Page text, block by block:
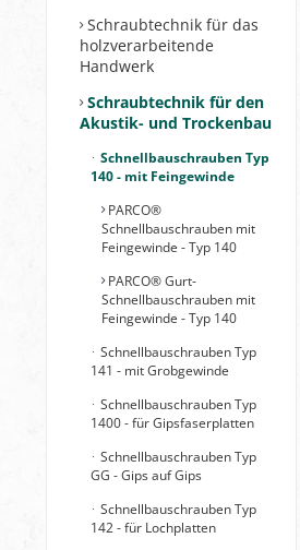
Schraubtechnik für das
holzverarbeitende
Handwerk
Schraubtechnik für den
Akustik- und Trockenbau
Schnellbauschrauben Typ
140 - mit Feingewinde
PARCO®
Schnellbauschrauben mit
Feingewinde - Typ 140
PARCO® Gurt-
Schnellbauschrauben mit
Feingewinde - Typ 140
Schnellbauschrauben Typ
141 - mit Grobgewinde
Schnellbauschrauben Typ
1400 - für Gipsfaserplatten
Schnellbauschrauben Typ
GG - Gips auf Gips
Schnellbauschrauben Typ
142 - für Lochplatten